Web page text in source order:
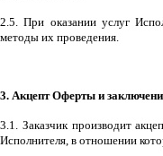
2.5. При оказании услуг
методы их проведения.
3. Акцепт Оферты и
3.1. Заказчик производит
Исполнителя, в отношении